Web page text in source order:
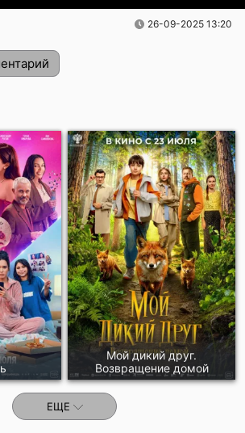
26-09-2025 13:20
Отправить!
Мой дикий друг.
Возвращение домой
ЕЩЕ